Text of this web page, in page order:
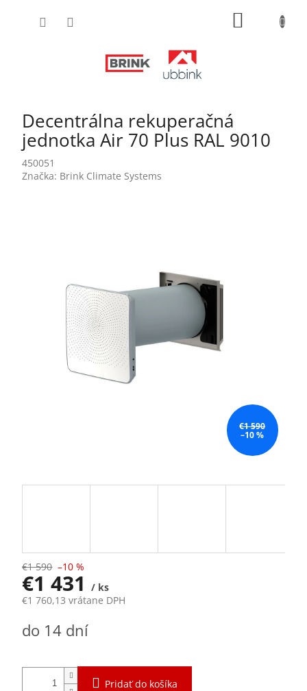
Decentrálna rekuperačná
jednotka Air 70 Plus RAL 9010
450051
Značka: Brink Climate Systems
€1 590
–10 %
€1 590 –10 %
€1 431/ ks
€1 760,13 vrátane DPH
cena:
do 14 dní
Pridať do košíka